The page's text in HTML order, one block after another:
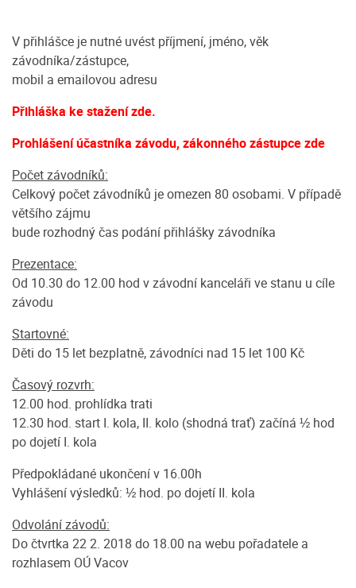
V přihlášce je nutné uvést příjmení, jméno, věk
závodníka/zástupce,
mobil a emailovou adresu
Přihláška ke stažení zde.
Prohlášení účastníka závodu, zákonného zástupce zde
Počet závodníků:
Celkový počet závodníků je omezen 80 osobami. V případě
většího zájmu
bude rozhodný čas podání přihlášky závodníka
Prezentace:
Od 10.30 do 12.00 hod v závodní kanceláři ve stanu u cíle
závodu
Startovné:
Děti do 15 let bezplatně, závodníci nad 15 let 100 Kč
Časový rozvrh:
12.00 hod. prohlídka trati
12.30 hod. start I. kola, II. kolo (shodná trať) začíná ½ hod
po dojetí I. kola
Předpokládané ukončení v 16.00h
Vyhlášení výsledků: ½ hod. po dojetí II. kola
Odvolání závodů:
Do čtvrtka 22 2. 2018 do 18.00 na webu pořadatele a
rozhlasem OÚ Vacov